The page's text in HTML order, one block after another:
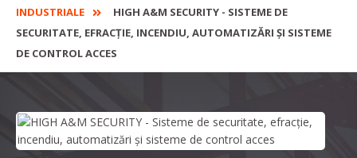
INDUSTRIALE
HIGH A&M SECURITY - SISTEME DE
SECURITATE, EFRACȚIE, INCENDIU, AUTOMATIZĂRI ȘI SISTEME
DE CONTROL ACCES